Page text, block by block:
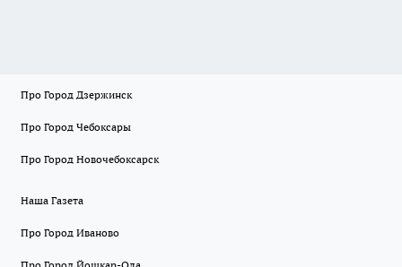
Про Город Дзержинск
Про Город Чебоксары
Про Город Новочебоксарск
Наша Газета
Про Город Иваново